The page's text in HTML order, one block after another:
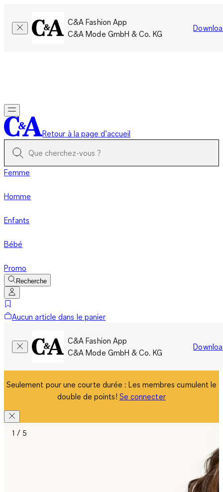
C&A Fashion App
C&A Mode GmbH & Co. KG
Retour à la page d’accueil
Femme
Homme
Enfants
Bébé
Promo
Recherche
Aucun article dans le panier
C&A Fashion App
C&A Mode GmbH & Co. KG
Seulement pour une courte durée : Les membres cumulent le
double de points! Se connecter
1 / 5